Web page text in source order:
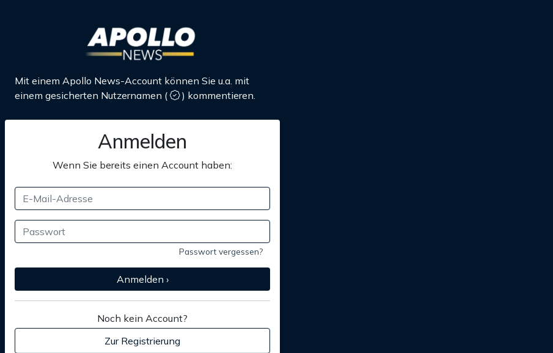
Mit einem Apollo News-Account können Sie u.a. mit
einem gesicherten Nutzernamen ( ) kommentieren.
Anmelden
Wenn Sie bereits einen Account haben:
Passwort vergessen?
Anmelden ›
Noch kein Account?
Zur Registrierung